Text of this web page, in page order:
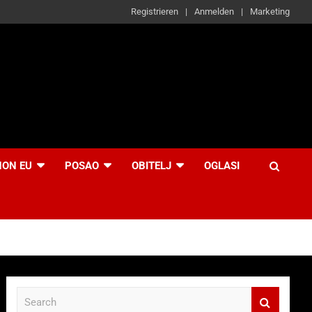
Registrieren Anmelden Marketing
EU POSAO OBITELJ OGLASI